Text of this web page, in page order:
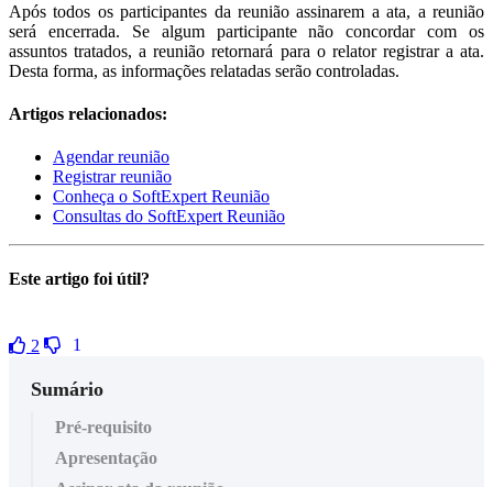
Após todos os participantes da reunião assinarem a ata, a reunião
será encerrada. Se algum participante não concordar com os
assuntos tratados, a reunião retornará para o relator registrar a ata.
Desta forma, as informações relatadas serão controladas.
Artigos relacionados:
Agendar reunião
Registrar reunião
Conheça o SoftExpert Reunião
Consultas do SoftExpert Reunião
Este artigo foi útil?
2 1
Sumário
Pré-requisito
Apresentação